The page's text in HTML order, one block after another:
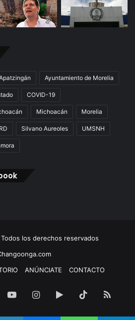
Ayuntamiento de Morelia
COVID-19
Michoacán Morelia
Silvano Aureoles UMSNH
los derechos reservados
ANÚNCIATE CONTACTO
YouTubeInstagram
Google
Play
TikTokRSS